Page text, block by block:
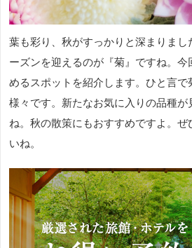
葉も彩り、秋がすっかりと深まりまし
ーズンを迎えるのが『菊』ですね。今
めるスポットを紹介します。ひと言で
様々です。新たなお気に入りの品種が
ね。秋の散策にもおすすめですよ。ぜ
いね。